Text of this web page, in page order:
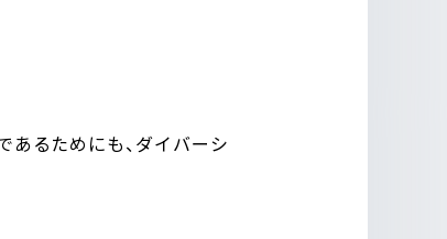
あるためにも、ダイバーシ